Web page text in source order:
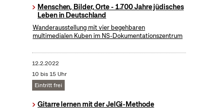
Menschen, Bilder, Orte - 1.700 Jahre jüdisches
Leben in Deutschland
Wanderausstellung mit vier begehbaren
multimedialen Kuben im NS-Dokumentationszentrum
12.2.2022
10 bis 15 Uhr
Eintritt frei
Gitarre lernen mit der JelGi-Methode